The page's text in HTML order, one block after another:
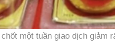
một tuần giao dịch giảm